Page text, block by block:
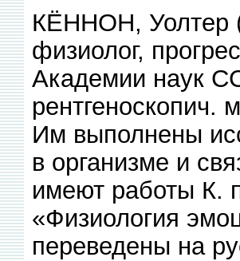
КЁННОН, Уолтер
физиолог,
Академии наук
рентгеноскопич.
Им выполнены
в организме и
имеют работы К.
«Физиология
переведены на